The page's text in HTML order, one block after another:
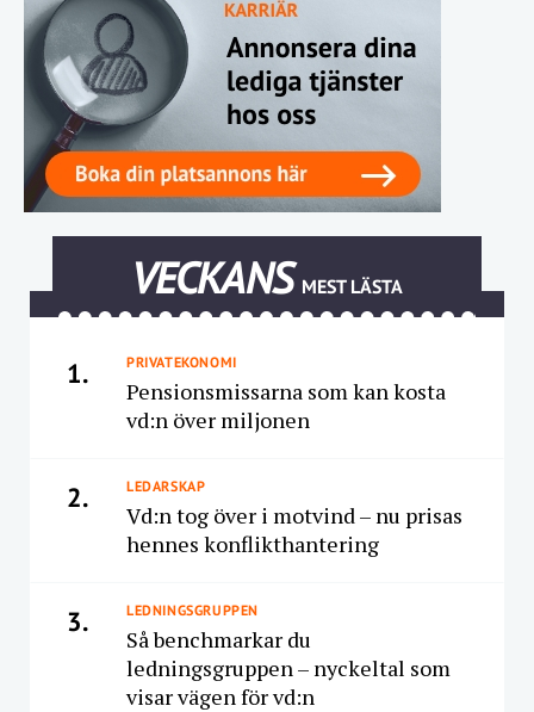
VECKANS MEST LÄSTA
1. PRIVATEKONOMI
Pensionsmissarna som kan kosta
vd:n över miljonen
2. LEDARSKAP
Vd:n tog över i motvind – nu prisas
hennes konflikthantering
3. LEDNINGSGRUPPEN
Så benchmarkar du
ledningsgruppen – nyckeltal som
visar vägen för vd:n